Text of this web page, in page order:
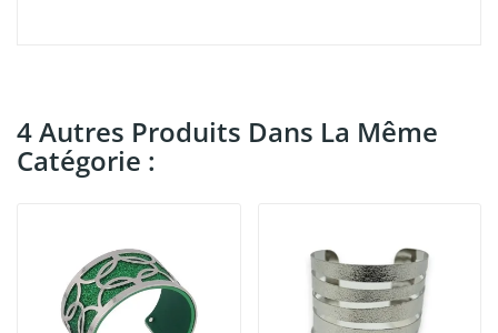
4 Autres Produits Dans La Même
Catégorie :